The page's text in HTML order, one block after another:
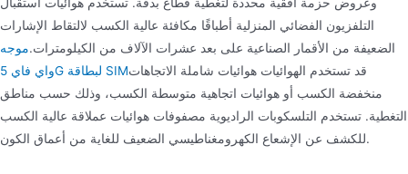
التلفزيون الفضائي المنزلية أطباقًا مكافئة عالية الكسب لالتقاط الإشارات
الضعيفة من الأقمار الصناعية على بعد عشرات الآلاف من الكيلومترات.موجه
واي فاي 5G لبطاقة SIMقد تستخدم الهوائيات هوائيات شاملة الاتجاهات
منخفضة الكسب أو هوائيات اتجاهية متوسطة الكسب، وذلك حسب مناطق
التغطية. تستخدم التلسكوبات الراديوية مصفوفات هوائيات عملاقة عالية الكسب
للكشف عن الإشعاع الكهرومغناطيسي الضعيف للغاية من أعماق الكون.